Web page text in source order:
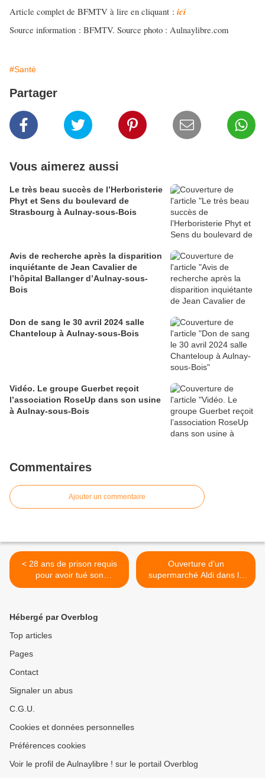
Article complet de BFMTV à lire en cliquant : ici
Source information : BFMTV. Source photo : Aulnaylibre.com
#Santé
Partager
Vous aimerez aussi
Le très beau succès de l’Herboristerie
Phyt et Sens du boulevard de
Strasbourg à Aulnay-sous-Bois
Avis de recherche après la disparition
inquiétante de Jean Cavalier de
l’hôpital Ballanger d’Aulnay-sous-
Bois
Don de sang le 30 avril 2024 salle
Chanteloup à Aulnay-sous-Bois
Vidéo. Le groupe Guerbet reçoit
l’association RoseUp dans son usine
à Aulnay-sous-Bois
Commentaires
Ajouter un commentaire
< 28 ans de prison requis
pour avoir tué son
colocataire du foyer Adef à
Ouverture d’un
supermarché Aldi dans le
quartier Westinghouse à
Hébergé par Overblog
Top articles
Pages
Contact
Signaler un abus
C.G.U.
Cookies et données personnelles
Préférences cookies
Voir le profil de Aulnaylibre ! sur le portail Overblog